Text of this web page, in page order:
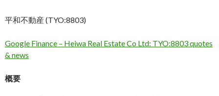
平和不動産 (TYO:8803)
Google Finance – Heiwa Real Estate Co Ltd: TYO:8803 quotes
& news
概要